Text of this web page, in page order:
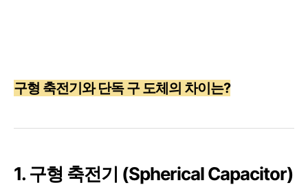
구형 축전기와 단독 구 도체의 차이는?
1. 구형 축전기 (Spherical Capacitor)